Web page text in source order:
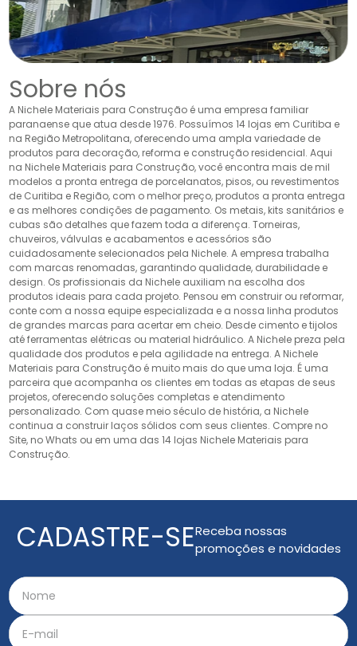
Sobre nós
A Nichele Materiais para Construção é uma empresa familiar
paranaense que atua desde 1976. Possuímos 14 lojas em Curitiba e
na Região Metropolitana, oferecendo uma ampla variedade de
produtos para decoração, reforma e construção residencial. Aqui
na Nichele Materiais para Construção, você encontra mais de mil
modelos a pronta entrega de porcelanatos, pisos, ou revestimentos
de Curitiba e Região, com o melhor preço, produtos a pronta entrega
e as melhores condições de pagamento. Os metais, kits sanitários e
cubas são detalhes que fazem toda a diferença. Torneiras,
chuveiros, válvulas e acabamentos e acessórios são
cuidadosamente selecionados pela Nichele. A empresa trabalha
com marcas renomadas, garantindo qualidade, durabilidade e
design. Os profissionais da Nichele auxiliam na escolha dos
produtos ideais para cada projeto. Pensou em construir ou reformar,
conte com a nossa equipe especializada e a nossa linha produtos
de grandes marcas para acertar em cheio. Desde cimento e tijolos
até ferramentas elétricas ou material hidráulico. A Nichele preza pela
qualidade dos produtos e pela agilidade na entrega. A Nichele
Materiais para Construção é muito mais do que uma loja. É uma
parceira que acompanha os clientes em todas as etapas de seus
projetos, oferecendo soluções completas e atendimento
personalizado. Com quase meio século de história, a Nichele
continua a construir laços sólidos com seus clientes. Compre no
Site, no Whats ou em uma das 14 lojas Nichele Materiais para
Construção.
CADASTRE-SEReceba nossas
promoções e novidades